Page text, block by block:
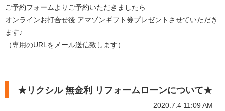
ご予約フォームよりご予約いただきましたら
オンラインお打合せ後 アマゾンギフト券プレゼントさせていただき
ます♪
（専用のURLをメール送信致します）
★リクシル 無金利 リフォームローンについて★
2020.7.4 11:09 AM